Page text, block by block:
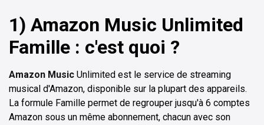
1) Amazon Music Unlimited
Famille : c'est quoi ?
Amazon Music Unlimited est le service de streaming
musical d'Amazon, disponible sur la plupart des appareils.
La formule Famille permet de regrouper jusqu'à 6 comptes
Amazon sous un même abonnement, chacun avec son